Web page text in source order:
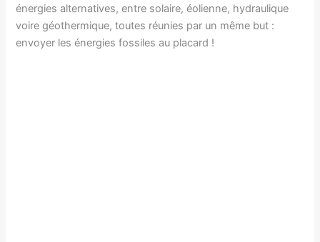
énergies alternatives, entre solaire, éolienne, hydraulique
voire géothermique, toutes réunies par un même but :
envoyer les énergies fossiles au placard !